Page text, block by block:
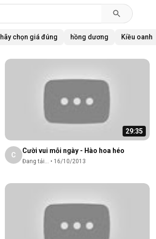
hãy chọn giá đúng hồng dương Kiều oanh
29:35
C
Cười vui mỗi ngày - Hào hoa héo
Đang tải... • 16/10/2013